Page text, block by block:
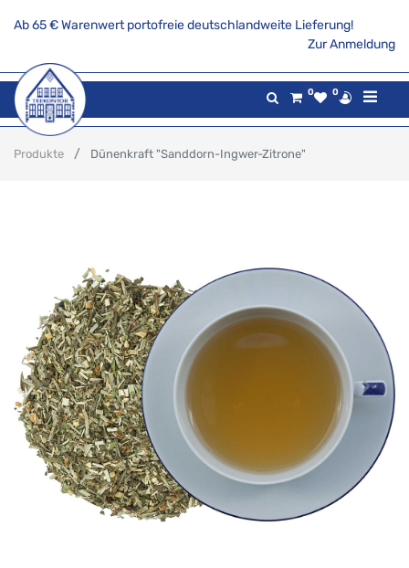
Ab 65 € Warenwert portofreie deutschlandweite Lieferung!
Zur Anmeldung
0 0
Produkte Dünenkraft "Sanddorn-Ingwer-Zitrone"